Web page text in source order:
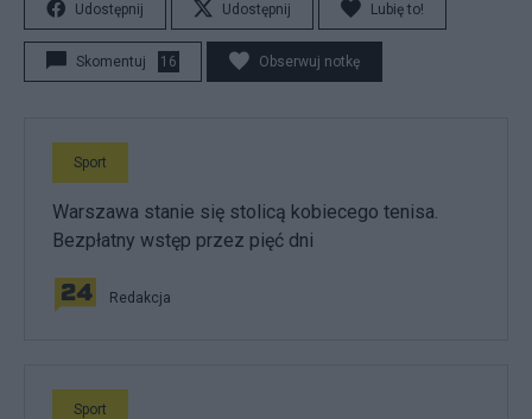
Udostępnij Udostępnij Lubię to!
Skomentuj 16 Obserwuj notkę
Sport
Warszawa stanie się stolicą kobiecego tenisa.
Bezpłatny wstęp przez pięć dni
Redakcja
Sport